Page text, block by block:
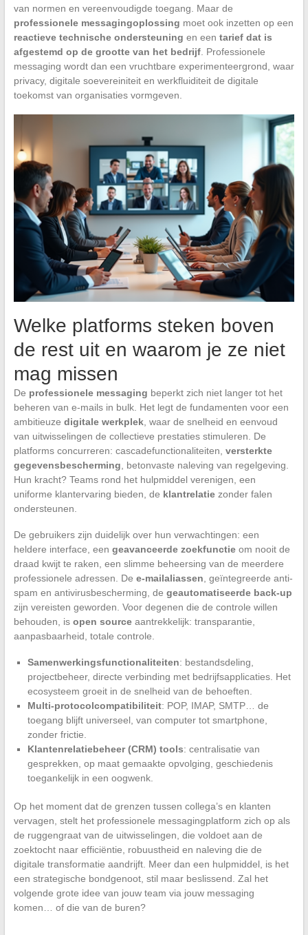
van normen en vereenvoudigde toegang. Maar de
professionele messagingoplossing moet ook inzetten op een
reactieve technische ondersteuning en een tarief dat is
afgestemd op de grootte van het bedrijf. Professionele
messaging wordt dan een vruchtbare experimenteergrond, waar
privacy, digitale soevereiniteit en werkfluiditeit de digitale
toekomst van organisaties vormgeven.
Welke platforms steken boven
de rest uit en waarom je ze niet
mag missen
De professionele messaging beperkt zich niet langer tot het
beheren van e-mails in bulk. Het legt de fundamenten voor een
ambitieuze digitale werkplek, waar de snelheid en eenvoud
van uitwisselingen de collectieve prestaties stimuleren. De
platforms concurreren: cascadefunctionaliteiten, versterkte
gegevensbescherming , betonvaste naleving van regelgeving.
Hun kracht? Teams rond het hulpmiddel verenigen, een
uniforme klantervaring bieden, de klantrelatiezonder falen
ondersteunen.
De gebruikers zijn duidelijk over hun verwachtingen: een
heldere interface, een geavanceerde zoekfunctieom nooit de
draad kwijt te raken, een slimme beheersing van de meerdere
professionele adressen. De e-mailaliassen , geïntegreerde anti-
spam en antivirusbescherming, de geautomatiseerde back-up
zijn vereisten geworden. Voor degenen die de controle willen
behouden, is open sourceaantrekkelijk: transparantie,
aanpasbaarheid, totale controle.
Samenwerkingsfunctionaliteiten: bestandsdeling,
projectbeheer, directe verbinding met bedrijfsapplicaties. Het
ecosysteem groeit in de snelheid van de behoeften.
Multi-protocolcompatibiliteit: POP, IMAP, SMTP… de
toegang blijft universeel, van computer tot smartphone,
zonder frictie.
Klantenrelatiebeheer (CRM) tools: centralisatie van
gesprekken, op maat gemaakte opvolging, geschiedenis
toegankelijk in een oogwenk.
Op het moment dat de grenzen tussen collega’s en klanten
vervagen, stelt het professionele messagingplatform zich op als
de ruggengraat van de uitwisselingen, die voldoet aan de
zoektocht naar efficiëntie, robuustheid en naleving die de
digitale transformatie aandrijft. Meer dan een hulpmiddel, is het
een strategische bondgenoot, stil maar beslissend. Zal het
volgende grote idee van jouw team via jouw messaging
komen… of die van de buren?